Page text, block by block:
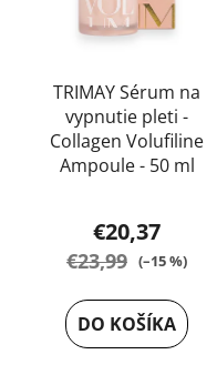
TRIMAY Sérum na
vypnutie pleti -
Collagen Volufiline
Ampoule - 50 ml
hodnotenie
produktu
je
5,0
€20,37
€23,99 (–15 %)
DO KOŠÍKA